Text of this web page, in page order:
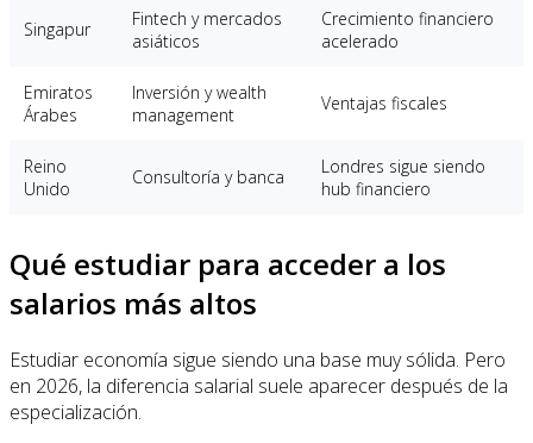
Singapur
Fintech y mercados
asiáticos
Crecimiento financiero
acelerado
Emiratos
Árabes
Inversión y wealth
management
Ventajas fiscales
Reino
Unido
Consultoría y banca
Londres sigue siendo
hub financiero
Qué estudiar para acceder a los
salarios más altos
Estudiar economía sigue siendo una base muy sólida. Pero
en 2026, la diferencia salarial suele aparecer después de la
especialización.